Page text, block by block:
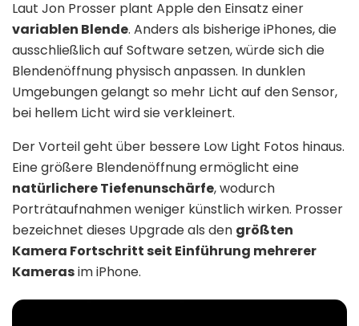
Laut Jon Prosser plant Apple den Einsatz einer
variablen Blende. Anders als bisherige iPhones, die
ausschließlich auf Software setzen, würde sich die
Blendenöffnung physisch anpassen. In dunklen
Umgebungen gelangt so mehr Licht auf den Sensor,
bei hellem Licht wird sie verkleinert.
Der Vorteil geht über bessere Low Light Fotos hinaus.
Eine größere Blendenöffnung ermöglicht eine
natürlichere Tiefenunschärfe, wodurch
Porträtaufnahmen weniger künstlich wirken. Prosser
bezeichnet dieses Upgrade als den größten
Kamera Fortschritt seit Einführung mehrerer
Kamerasim iPhone.